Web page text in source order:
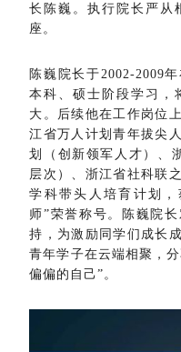
长陈巍。执行院长严从
座。
陈巍院长于2002-2009
本科、硕士阶段学习，
大。后续他在工作岗位
江省万人计划青年拔尖
划（创新领军人才）、
层次）、浙江省社科联
学科带头人培育计划，
师”荣誉称号。陈巍院
持，为激励同学们成长
青年学子在云端相聚，
偏偏的自己”。